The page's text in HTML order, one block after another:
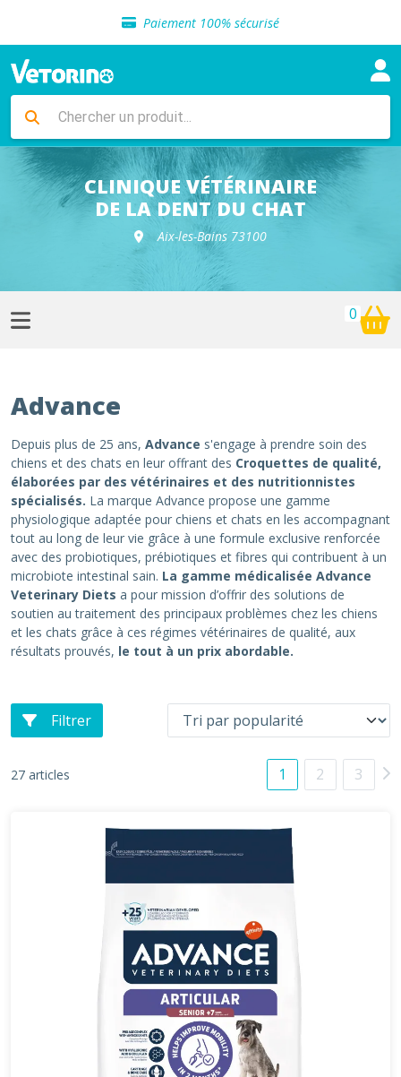
Paiement 100% sécurisé
Livraison gratuite en clinique vétérinaire
Sélection de croquettes vétérinaire
Livraison gratuite en clinique vétérinaire
Retour gratuit en clinique
Sélection de croquettes vétérinaire
CLINIQUE VÉTÉRINAIRE
DE LA DENT DU CHAT
Aix-les-Bains 73100
0
Advance
Depuis plus de 25 ans, Advance s'engage à prendre soin des
chiens et des chats en leur offrant des Croquettes de qualité,
élaborées par des vétérinaires et des nutritionnistes
spécialisés. La marque Advance propose une gamme
physiologique adaptée pour chiens et chats en les accompagnant
tout au long de leur vie grâce à une formule exclusive renforcée
avec des probiotiques, prébiotiques et fibres qui contribuent à un
microbiote intestinal sain. La gamme médicalisée Advance
Veterinary Diets a pour mission d’offrir des solutions de
soutien au traitement des principaux problèmes chez les chiens
et les chats grâce à ces régimes vétérinaires de qualité, aux
résultats prouvés, le tout à un prix abordable.
Filtrer
27 articles 1 2 3